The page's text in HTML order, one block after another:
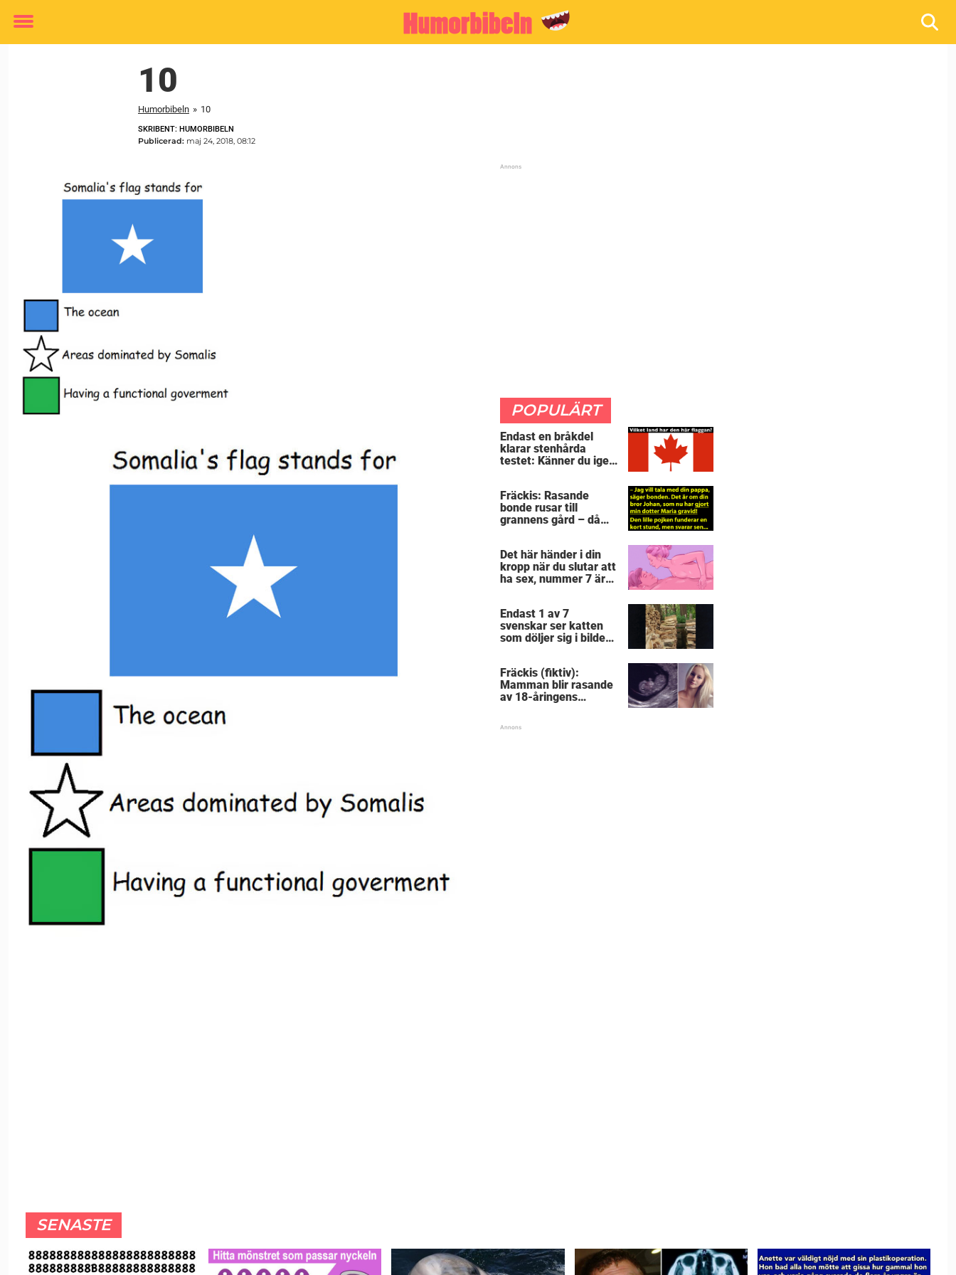
Toggle
10
Humorbibeln » 10
SKRIBENT: HUMORBIBELN
Publicerad: maj 24, 2018, 08:12
POPULÄRT
Endast en bråkdel
klarar stenhårda
testet: Känner du igen
Fräckis: Rasande
bonde rusar till
grannens gård – då
mållös
Det här händer i din
kropp när du slutar att
ha sex, nummer 7 är
Endast 1 av 7
svenskar ser katten
som döljer sig i bilden:
Fräckis (fiktiv):
Mamman blir rasande
av 18-åringens
detaljen
SENASTE